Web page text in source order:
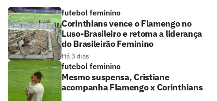
futebol feminino
Corinthians vence o Flamengo no
Luso-Brasileiro e retoma a liderança
do Brasileirão Feminino
Há 3 dias
futebol feminino
Mesmo suspensa, Cristiane
acompanha Flamengo x Corinthians